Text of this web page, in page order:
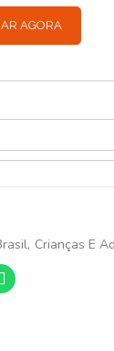
AGORA
Crianças E